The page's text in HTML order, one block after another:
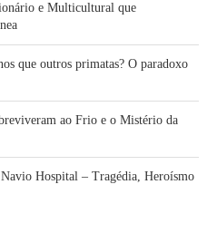
e Multicultural que
que outros primatas? O paradoxo
ao Frio e o Mistério da
Hospital – Tragédia, Heroísmo